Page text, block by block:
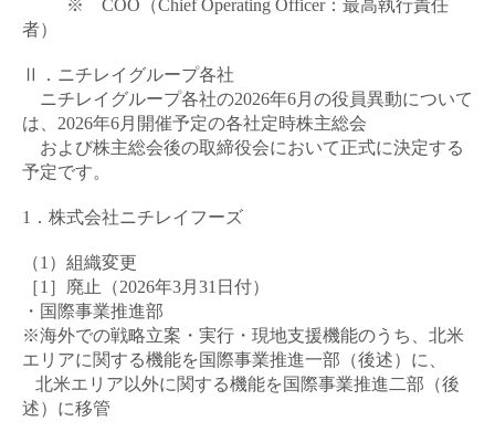
※ COO （Chief Operating Officer：最高執行責任
者）
Ⅱ．ニチレイグループ各社
ニチレイグループ各社の2026年6月の役員異動について
は、 2026年6月開催予定の各社定時株主総会
および株主総会後の取締役会において正式に決定する
予定です。
1．株式会社ニチレイフーズ
（1）組織変更
［1］廃止（2026年3月 31 日付）
・国際事業推進部
※海外での戦略立案・実行・現地支援機能のうち、北米
エリアに関する機能を国際事業推進一部（後述）に、
北米エリア以外に関する機能を国際事業推進二部（後
述）に移管